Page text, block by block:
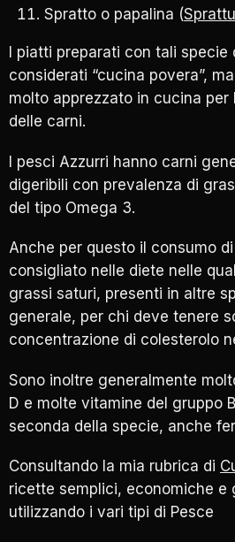
Spratto o papalina (
I piatti preparati con tali specie
considerati “cucina povera”,
molto apprezzato in cucina per
delle carni.
I pesci Azzurri hanno carni
digeribili con prevalenza di
del tipo Omega 3.
Anche per questo il consumo
consigliato nelle diete nelle
grassi saturi, presenti in altre
generale, per chi deve tenere
concentrazione di colesterolo
Sono inoltre generalmente
D e molte vitamine del gruppo
seconda della specie, anche
Consultando la mia rubrica di
ricette semplici, economiche e
utilizzando i vari tipi di Pesce